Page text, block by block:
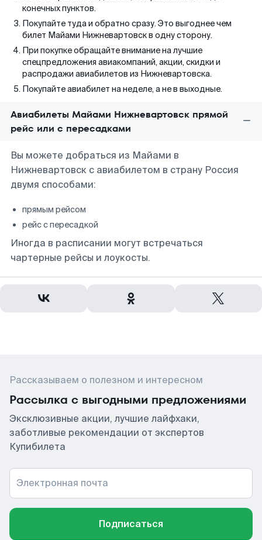
конечных пунктов.
Покупайте туда и обратно сразу. Это выгоднее чем
билет Майами Нижневартовск в одну сторону.
При покупке обращайте внимание на лучшие
спецпредложения авиакомпаний, акции, скидки и
распродажи авиабилетов из Нижневартовска.
Покупайте авиабилет на неделе, а не в выходные.
Авиабилеты Майами Нижневартовск прямой
рейс или с пересадками
Вы можете добраться из Майами в
Нижневартовск с авиабилетом в страну Россия
двумя способами:
прямым рейсом
рейс с пересадкой
Иногда в расписании могут встречаться
чартерные рейсы и лоукосты.
Рассказываем о полезном и интересном
Рассылка с выгодными предложениями
Эксклюзивные акции, лучшие лайфхаки,
заботливые рекомендации от экспертов
Купибилета
Электронная почта
Подписаться